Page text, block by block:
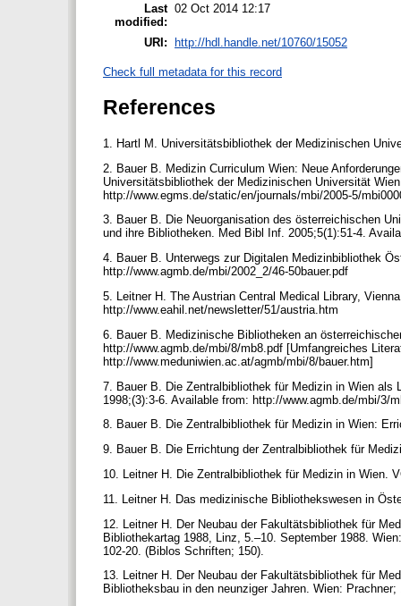
Last
modified:
02 Oct 2014 12:17
URI: http://hdl.handle.net/10760/15052
Check full metadata for this record
References
1. Hartl M. Universitätsbibliothek der Medizinischen
2. Bauer B. Medizin Curriculum Wien: Neue
Universitätsbibliothek der Medizinischen Universität
http://www.egms.de/static/en/journals/mbi/2005-5/
3. Bauer B. Die Neuorganisation des österreichischen
und ihre Bibliotheken. Med Bibl Inf. 2005;5(1):51-4.
4. Bauer B. Unterwegs zur Digitalen Medizinbibliothek
http://www.agmb.de/mbi/2002_2/46-50bauer.pdf
5. Leitner H. The Austrian Central Medical Library,
http://www.eahil.net/newsletter/51/austria.htm
6. Bauer B. Medizinische Bibliotheken an
http://www.agmb.de/mbi/8/mb8.pdf [Umfangreiches
http://www.meduniwien.ac.at/agmb/mbi/8/bauer.htm]
7. Bauer B. Die Zentralbibliothek für Medizin in Wien
1998;(3):3-6. Available from: http://www.agmb.de/mbi/3/
8. Bauer B. Die Zentralbibliothek für Medizin in Wien:
9. Bauer B. Die Errichtung der Zentralbibliothek für
10. Leitner H. Die Zentralbibliothek für Medizin in Wien.
11. Leitner H. Das medizinische Bibliothekswesen in
12. Leitner H. Der Neubau der Fakultätsbibliothek für
Bibliothekartag 1988, Linz, 5.–10. September 1988.
102-20. (Biblos Schriften; 150).
13. Leitner H. Der Neubau der Fakultätsbibliothek für
Bibliotheksbau in den neunziger Jahren. Wien: